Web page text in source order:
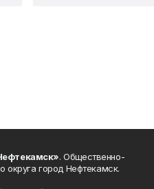
. Общественно-
округа город Нефтекамск.